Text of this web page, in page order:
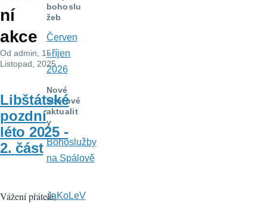
ní
akce
Od admin , 15
Listopad, 2025
Libštátské
pozdní
léto 2025 -
2. část
Vážení přátelé,
bohoslu
žeb
Červen
- říjen
2026
Nové
sborové
aktualit
y
Bohoslužby
na Spálově
JaKoLeV